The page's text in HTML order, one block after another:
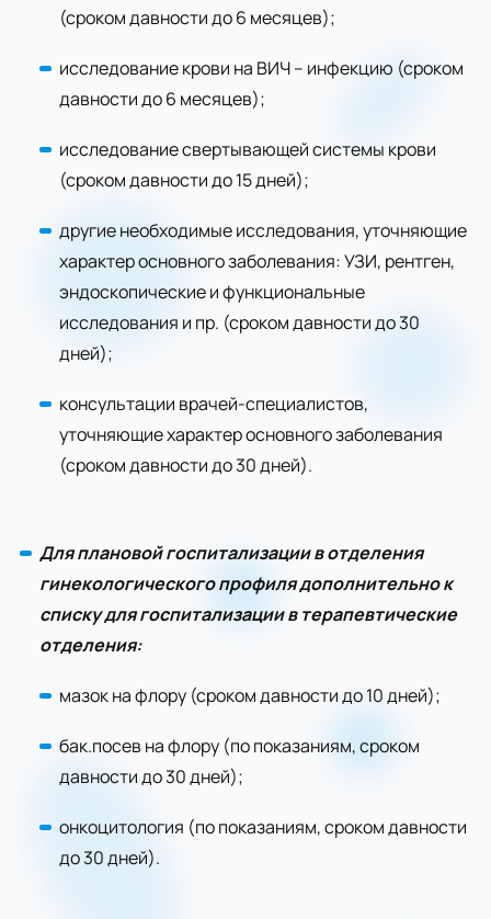
(сроком давности до 6 месяцев);
исследование крови на ВИЧ – инфекцию (сроком
давности до 6 месяцев);
исследование свертывающей системы крови
(сроком давности до 15 дней);
другие необходимые исследования, уточняющие
характер основного заболевания: УЗИ, рентген,
эндоскопические и функциональные
исследования и пр. (сроком давности до 30
дней);
консультации врачей-специалистов,
уточняющие характер основного заболевания
(сроком давности до 30 дней).
Для плановой госпитализации в отделения
гинекологического профиля дополнительно к
списку для госпитализации в терапевтические
отделения:
мазок на флору (сроком давности до 10 дней);
бак.посев на флору (по показаниям, сроком
давности до 30 дней);
онкоцитология (по показаниям, сроком давности
до 30 дней).